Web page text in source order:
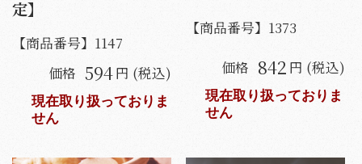
定】
【商品番号】 1147
価格 594円 (税込)
現在取り扱っておりま
せん
【商品番号】 1373
価格 842 円 (税込)
現在取り扱っておりま
せん